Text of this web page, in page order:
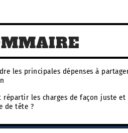
les principales dépenses à
répartir les charges de façon juste et
de tête ?